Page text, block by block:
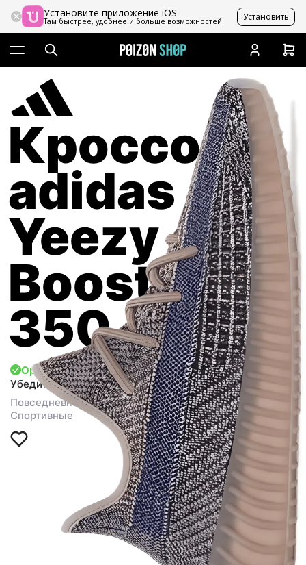
Установите приложение iOS
Там быстрее, удобнее и больше возможностей Установить
Кроссовки
adidas
Yeezy
Boost
350
Оригинал
Убедиться
Повседневная обувь
Спортивные